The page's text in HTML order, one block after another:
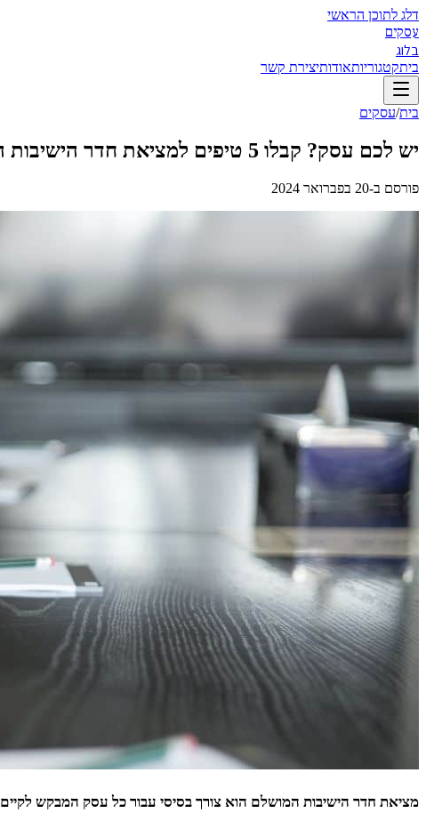
דלג לתוכן הראשי
עסקים
בלוג
ביתקטגוריותאודותיצירת קשר
בית/עסקים
יש לכם עסק? קבלו 5 טיפים למציאת חדר הישיבות המושלם עבורכם
פורסם ב-20 בפברואר 2024
מציאת חדר הישיבות המושלם הוא צורך בסיסי עבור כל עסק המבקש